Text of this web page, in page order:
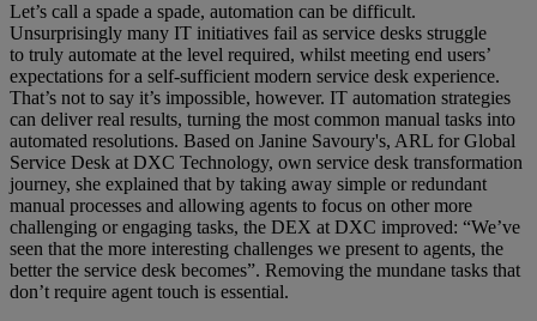
Let’s call a spade a spade, automation can be difficult.
Unsurprisingly many IT initiatives fail as service desks struggle
to truly automate at the level required, whilst meeting end users’
expectations for a self-sufficient modern service desk experience.
That’s not to say it’s impossible, however. IT automation strategies
can deliver real results, turning the most common manual tasks into
automated resolutions. Based on Janine Savoury's, ARL for Global
Service Desk at DXC Technology, own service desk transformation
journey, she explained that by taking away simple or redundant
manual processes and allowing agents to focus on other more
challenging or engaging tasks, the DEX at DXC improved: “We’ve
seen that the more interesting challenges we present to agents, the
better the service desk becomes”. Removing the mundane tasks that
don’t require agent touch is essential.